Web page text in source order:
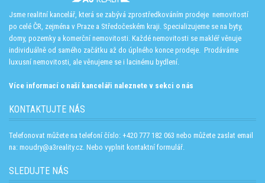
Jsme realitní kancelář, která se zabývá zprostředkováním prodeje nemovitostí
po celé ČR, zejména v Praze a Středočeském kraji. Specializujeme se na byty,
domy, pozemky a komerční nemovitosti. Každé nemovitosti se makléř věnuje
individuálně od samého začátku až do úplného konce prodeje. Prodáváme
luxusní nemovitosti, ale věnujeme se i lacinému bydlení.
Více informací o naší kanceláři naleznete v sekci o nás
KONTAKTUJTE NÁS
Telefonovat můžete na telefoní číslo: +420 777 182 063 nebo můžete zaslat email
na: moudry@a3reality.cz. Nebo vyplnit kontaktní formulář.
SLEDUJTE NÁS